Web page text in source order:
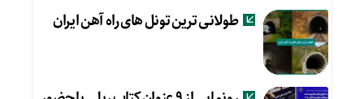
طولانی ترین تونل های راه آهن ایران